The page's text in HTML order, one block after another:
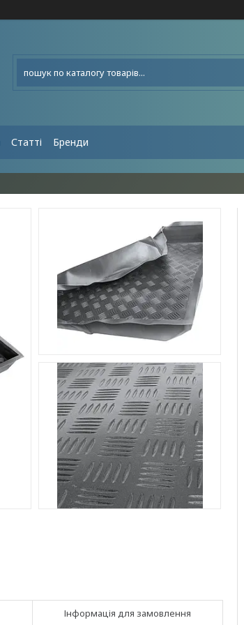
Статті Бренди
Інформація для замовлення